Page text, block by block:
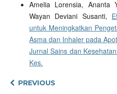
Amelia Lorensia, Ananta
Wayan Deviani Susanti,
untuk Meningkatkan
Asma dan Inhaler pada
Jurnal Sains dan
Kes.
PREVIOUS